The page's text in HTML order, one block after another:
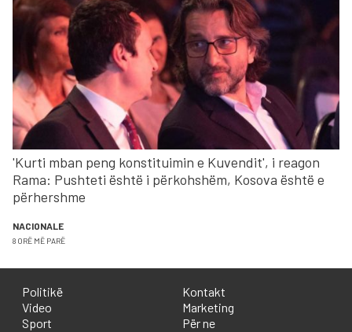
'Kurti mban peng konstituimin e Kuvendit', i reagon
Rama: Pushteti është i përkohshëm, Kosova është e
përhershme
NACIONALE
8 ORË MË PARË
Politikë
Video
Sport
Kontakt
Marketing
Për ne